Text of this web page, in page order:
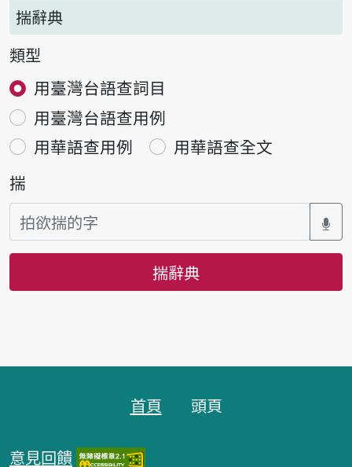
揣辭典
類型
用臺灣台語查詞目
用臺灣台語查用例
用華語查用例
用華語查全文
揣
揣辭典
首頁 頭頁
意見回饋